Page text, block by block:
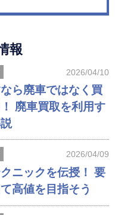
報
2026/04/10
ら廃車ではなく買
廃車買取を利用す
2026/04/09
ニックを伝授！ 要
高値を目指そう